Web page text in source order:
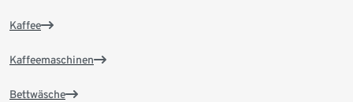
Kaffee
Kaffeemaschinen
Bettwäsche